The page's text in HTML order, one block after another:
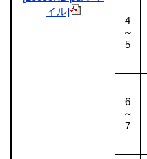
イル]
4
～
5
6
～
7